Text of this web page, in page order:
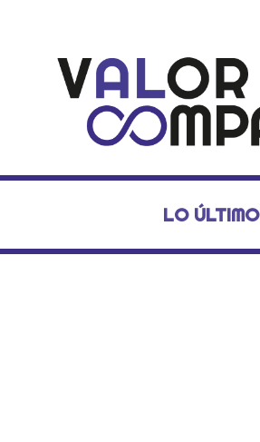
LO ÚLTIMO